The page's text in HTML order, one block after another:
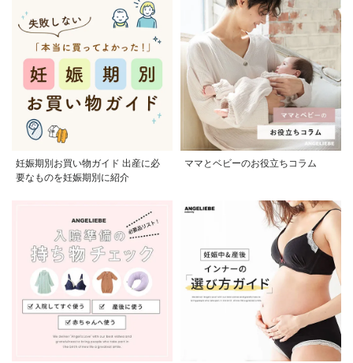
妊娠期別お買い物ガイド 出産に必
要なものを妊娠期別に紹介
ママとベビーのお役立ちコラム